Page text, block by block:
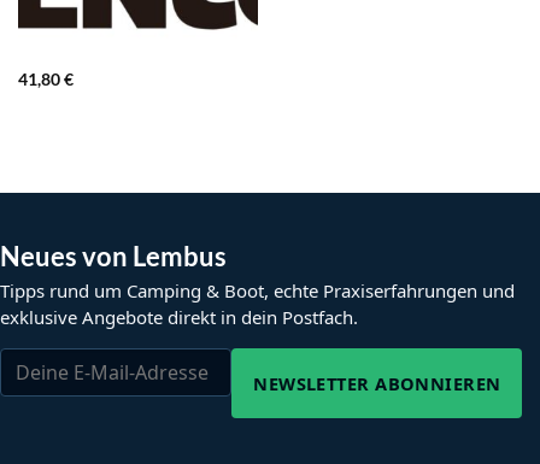
41,80€
Neues von Lembus
Tipps rund um Camping & Boot, echte Praxiserfahrungen und
exklusive Angebote direkt in dein Postfach.
NEWSLETTER ABONNIEREN